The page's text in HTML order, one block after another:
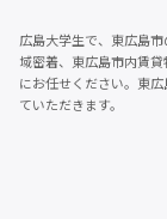
広島大学生で、東広島
域密着、東広島市内賃
にお任せください。東
ていただきます。